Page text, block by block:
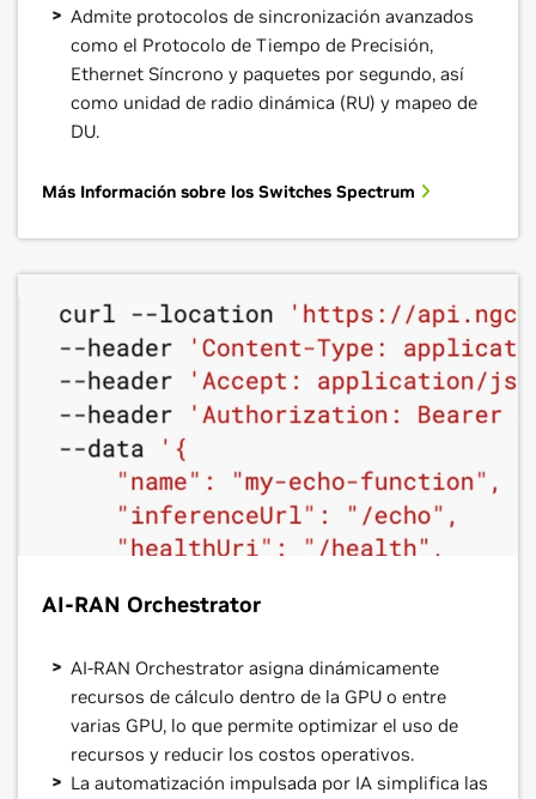
Admite protocolos de sincronización avanzados
como el Protocolo de Tiempo de Precisión,
Ethernet Síncrono y paquetes por segundo, así
como unidad de radio dinámica (RU) y mapeo de
DU.
Más Información sobre los Switches Spectrum
AI-RAN Orchestrator
AI-RAN Orchestrator asigna dinámicamente
recursos de cálculo dentro de la GPU o entre
varias GPU, lo que permite optimizar el uso de
recursos y reducir los costos operativos.
La automatización impulsada por IA simplifica las